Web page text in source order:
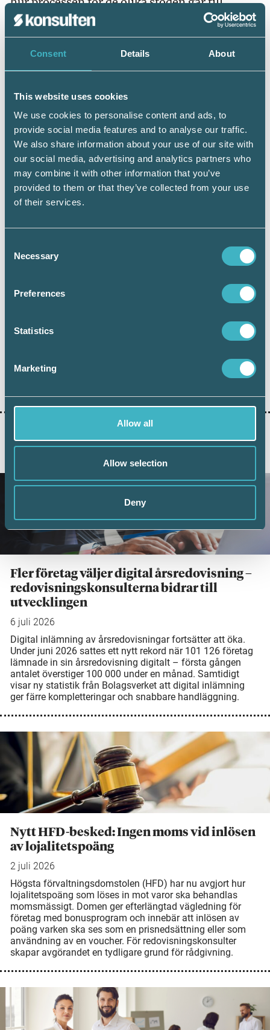
Consent Details About
This website uses cookies
We use cookies to personalise content and ads, to
provide social media features and to analyse our traffic.
We also share information about your use of our site with
our social media, advertising and analytics partners who
may combine it with other information that you’ve
provided to them or that they’ve collected from your use
of their services.
Selection
Necessary
Preferences
Statistics
Marketing
Allow all
Allow selection
Deny
Även efter att villkoren för att få det aktuella
stödet har uppfyllts kan det uppstå frågor om i
vilken period stödet ska redovisas. Srf
konsulternas redovisningsgrupp har tagit fram
redovisning av stöd kopplade till corona i
årsredovisningar som upprättas enligt K2 eller
K3. Förutom listan med frågor och svar finns
en inledning med vissa förutsättningar och ett
teoretiskt resonemang med hänvisningar till
redovisningsreglerna.
Vår förhoppning är att dessa vägledningar ska
ge ett bra stöd till de bedömningar som
Fler företag väljer digital årsredovisning –
redovisningskonsulterna bidrar till
utvecklingen
6 juli 2026
Digital inlämning av årsredovisningar fortsätter att öka.
Under juni 2026 sattes ett nytt rekord när 101 126 företag
lämnade in sin årsredovisning digitalt – första gången
antalet överstiger 100 000 under en månad. Samtidigt
visar ny statistik från Bolagsverket att digital inlämning
ger färre kompletteringar och snabbare handläggning.
Nytt HFD-besked: Ingen moms vid inlösen
av lojalitetspoäng
2 juli 2026
Högsta förvaltningsdomstolen (HFD) har nu avgjort hur
lojalitetspoäng som löses in mot varor ska behandlas
momsmässigt. Domen ger efterlängtad vägledning för
företag med bonusprogram och innebär att inlösen av
poäng varken ska ses som en prisnedsättning eller som
användning av en voucher. För redovisningskonsulter
skapar avgörandet en tydligare grund för rådgivning.